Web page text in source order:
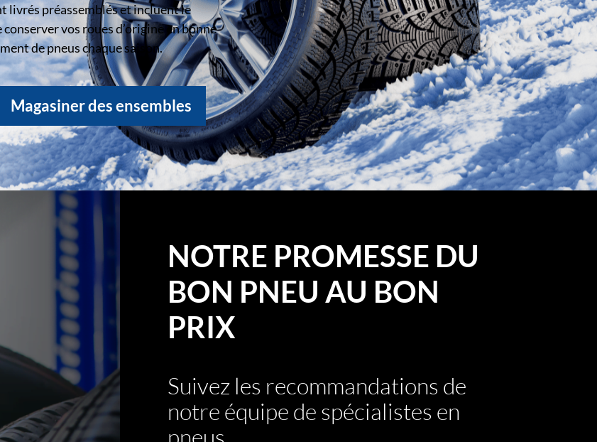
livrés préassemblés et incluent le
vos roues d’origine en bonne
de pneus chaque saison.
Magasiner des ensembles
NOTRE PROMESSE DU
BON PNEU AU BON
PRIX
Suivez les recommandations de
notre équipe de spécialistes en